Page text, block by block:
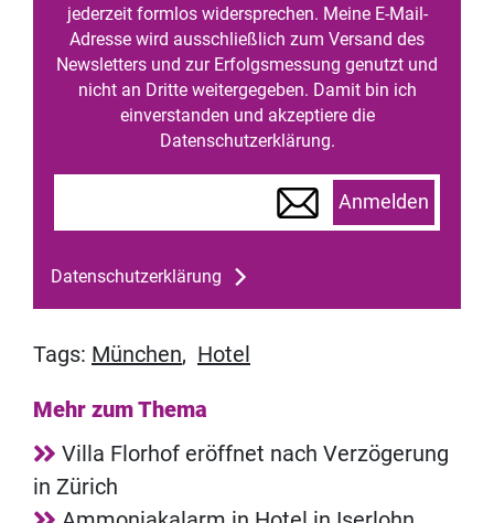
jederzeit formlos widersprechen. Meine E-Mail-
Adresse wird ausschließlich zum Versand des
Newsletters und zur Erfolgsmessung genutzt und
nicht an Dritte weitergegeben. Damit bin ich
einverstanden und akzeptiere die
Datenschutzerklärung.
Anmelden
Datenschutzerklärung
Tags: München, Hotel
Mehr zum Thema
Villa Florhof eröffnet nach Verzögerung
in Zürich